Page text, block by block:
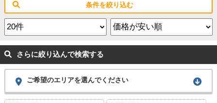
条件を絞り込む
さらに絞り込んで検索する
ご希望のエリアを選んでください